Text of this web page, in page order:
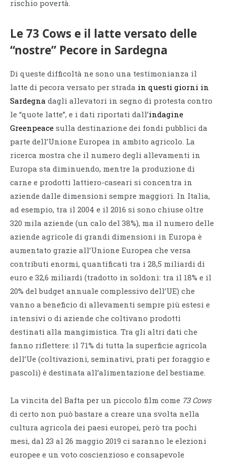
rischio povertà.
Le 73 Cows e il latte versato delle
“nostre” Pecore in Sardegna
Di queste difficoltà ne sono una testimonianza il
latte di pecora versato per strada in questi giorni in
Sardegna dagli allevatori in segno di protesta contro
le “quote latte”, e i dati riportati dall’indagine
Greenpeace sulla destinazione dei fondi pubblici da
parte dell’Unione Europea in ambito agricolo. La
ricerca mostra che il numero degli allevamenti in
Europa sta diminuendo, mentre la produzione di
carne e prodotti lattiero-caseari si concentra in
aziende dalle dimensioni sempre maggiori. In Italia,
ad esempio, tra il 2004 e il 2016 si sono chiuse oltre
320 mila aziende (un calo del 38%), ma il numero delle
aziende agricole di grandi dimensioni in Europa è
aumentato grazie all’Unione Europea che versa
contributi enormi, quantificati tra i 28,5 miliardi di
euro e 32,6 miliardi (tradotto in soldoni: tra il 18% e il
20% del budget annuale complessivo dell’UE) che
vanno a beneficio di allevamenti sempre più estesi e
intensivi o di aziende che coltivano prodotti
destinati alla mangimistica. Tra gli altri dati che
fanno riflettere: il 71% di tutta la superficie agricola
dell’Ue (coltivazioni, seminativi, prati per foraggio e
pascoli) è destinata all’alimentazione del bestiame.
La vincita del Bafta per un piccolo film come 73 Cows
di certo non può bastare a creare una svolta nella
cultura agricola dei paesi europei, però tra pochi
mesi, dal 23 al 26 maggio 2019 ci saranno le elezioni
europee e un voto coscienzioso e consapevole